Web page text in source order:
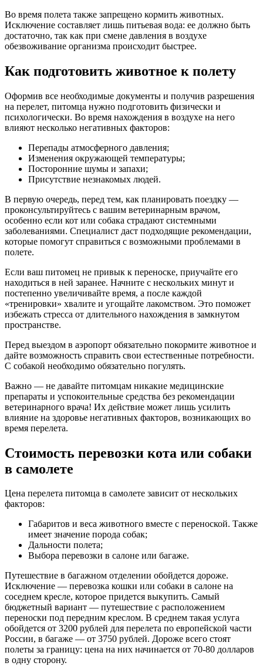
Во время полета также запрещено кормить животных.
Исключение составляет лишь питьевая вода: ее должно быть
достаточно, так как при смене давления в воздухе
обезвоживание организма происходит быстрее.
Как подготовить животное к полету
Оформив все необходимые документы и получив разрешения
на перелет, питомца нужно подготовить физически и
психологически. Во время нахождения в воздухе на него
влияют несколько негативных факторов:
Перепады атмосферного давления;
Изменения окружающей температуры;
Посторонние шумы и запахи;
Присутствие незнакомых людей.
В первую очередь, перед тем, как планировать поездку —
проконсультируйтесь с вашим ветеринарным врачом,
особенно если кот или собака страдают системными
заболеваниями. Специалист даст подходящие рекомендации,
которые помогут справиться с возможными проблемами в
полете.
Если ваш питомец не привык к переноске, приучайте его
находиться в ней заранее. Начните с нескольких минут и
постепенно увеличивайте время, а после каждой
«тренировки» хвалите и угощайте лакомством. Это поможет
избежать стресса от длительного нахождения в замкнутом
пространстве.
Перед выездом в аэропорт обязательно покормите животное и
дайте возможность справить свои естественные потребности.
С собакой необходимо обязательно погулять.
Важно — не давайте питомцам никакие медицинские
препараты и успокоительные средства без рекомендации
ветеринарного врача! Их действие может лишь усилить
влияние на здоровье негативных факторов, возникающих во
время перелета.
Стоимость перевозки кота или собаки
в самолете
Цена перелета питомца в самолете зависит от нескольких
факторов:
Габаритов и веса животного вместе с переноской. Также
имеет значение порода собак;
Дальности полета;
Выбора перевозки в салоне или багаже.
Путешествие в багажном отделении обойдется дороже.
Исключение — перевозка кошки или собаки в салоне на
соседнем кресле, которое придется выкупить. Самый
бюджетный вариант — путешествие с расположением
переноски под передним креслом. В среднем такая услуга
обойдется от 3200 рублей для перелета по европейской части
России, в багаже — от 3750 рублей. Дороже всего стоят
полеты за границу: цена на них начинается от 70-80 долларов
в одну сторону.